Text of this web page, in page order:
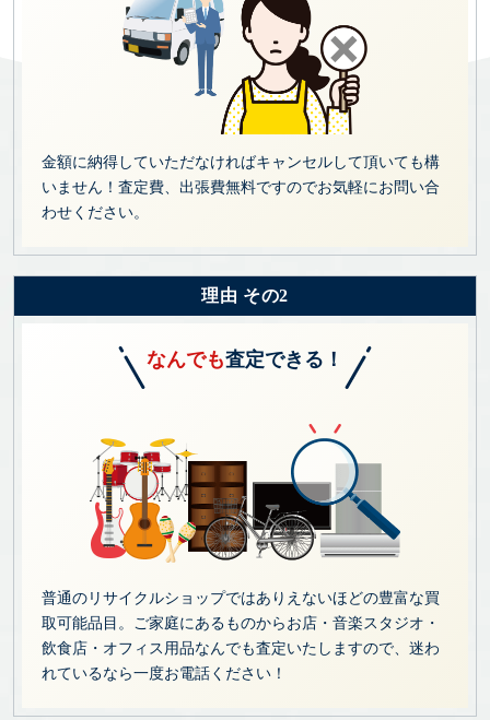
金額に納得していただなければキャンセルして頂いても構
いません！査定費、出張費無料ですのでお気軽にお問い合
わせください。
理由 その2
なんでも査定できる！
普通のリサイクルショップではありえないほどの豊富な買
取可能品目。ご家庭にあるものからお店・音楽スタジオ・
飲食店・オフィス用品なんでも査定いたしますので、迷わ
れているなら一度お電話ください！